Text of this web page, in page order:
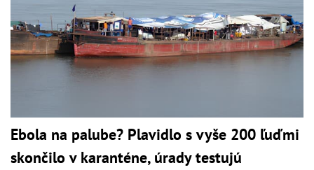
Ebola na palube? Plavidlo s vyše 200 ľuďmi
skončilo v karanténe, úrady testujú